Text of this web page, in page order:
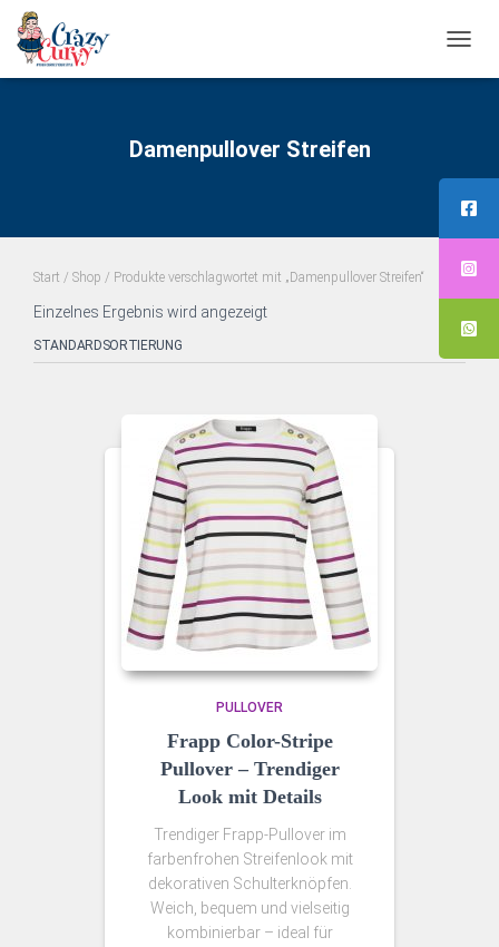
Damenpullover Streifen
Start / Shop / Produkte verschlagwortet mit „Damenpullover Streifen“
Einzelnes Ergebnis wird angezeigt
PULLOVER
Frapp Color-Stripe
Pullover – Trendiger
Look mit Details
Trendiger Frapp-Pullover im
farbenfrohen Streifenlook mit
dekorativen Schulterknöpfen.
Weich, bequem und vielseitig
kombinierbar – ideal für